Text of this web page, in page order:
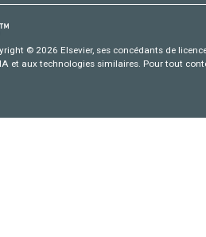
© 2026 Elsevier, ses concédants de
et aux technologies similaires. Pour tout